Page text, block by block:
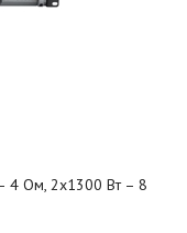
4 Ом, 2х1300 Вт – 8